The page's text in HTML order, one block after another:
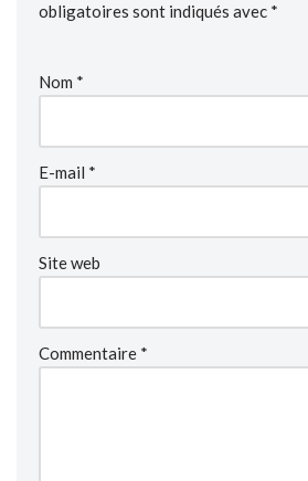
obligatoires sont indiqués avec *
Nom *
E-mail *
Site web
Commentaire *